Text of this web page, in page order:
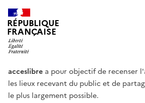
RÉPUBLIQUE
FRANÇAISE
acceslibre a pour objectif de recenser
les lieux recevant du public et de
le plus largement possible.